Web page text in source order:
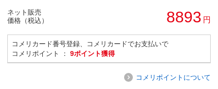
ネット販売
価格（税込）
8893 円
コメリカード番号登録、コメリカードでお支払いで
コメリポイント ： 9ポイント獲得
コメリポイントについて